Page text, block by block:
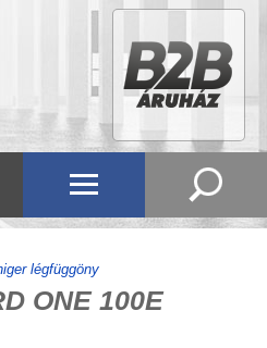
légfüggöny
ONE 100E